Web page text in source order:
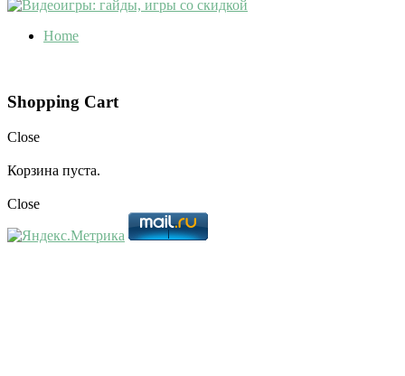
Home
Shopping Cart
Close
Корзина пуста.
Close